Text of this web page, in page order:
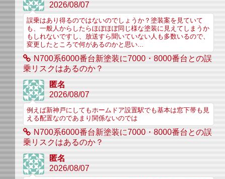
2026/08/07
誤乗はあり得るのではないのでしょうか？塗装案を見ていて
も、一般人からしたらほぼほぼ同じ様な塗装に見えてしまうか
もしれないですし、放送すら聞いていない人も多数いるので、
変更したところで何があるのかと思い...
N700系6000番台新塗装に7000・8000番台との誤
乗リスクはあるのか？
匿名
2026/08/07
例えば新神戸にしてもホームドア設置駅でも基本は窓下帯も見
える配置なのであまり関係ないのでは
N700系6000番台新塗装に7000・8000番台との誤
乗リスクはあるのか？
匿名
2026/08/07